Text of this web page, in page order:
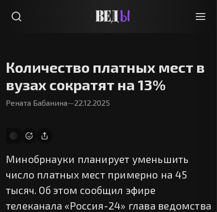
Количество платных мест в
вузах сократят на 13%
Рената Бабанина—22.12.2025
Минобрнауки планирует уменьшить
число платных мест примерно на 45
тысяч. Об этом сообщил эфире
телеканала «Россия-24» глава ведомства